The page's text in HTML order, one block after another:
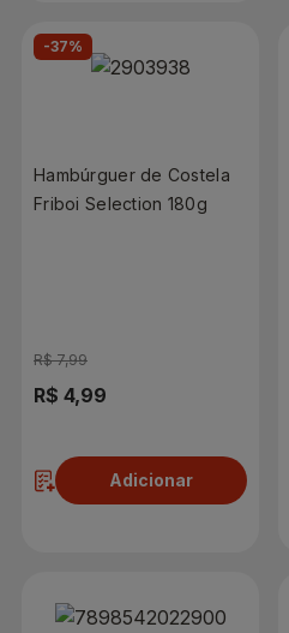
-37%
Hambúrguer de Costela
Friboi Selection 180g
R$ 7,99
R$ 4,99
Adicionar